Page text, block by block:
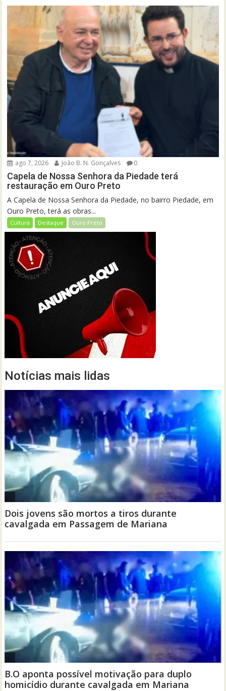
ago 7, 2026 João B. N. Gonçalves 0
Capela de Nossa Senhora da Piedade terá
restauração em Ouro Preto
A Capela de Nossa Senhora da Piedade, no bairro Piedade, em
Ouro Preto, terá as obras...
Cultura Destaque Ouro Preto
Notícias mais lidas